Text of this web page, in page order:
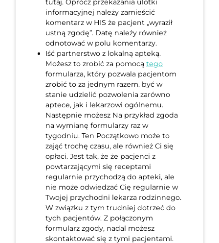
tutaj. Oprócz przekazania ulotki
informacyjnej należy zamieścić
komentarz w HIS że pacjent „wyraził
ustną zgodę”. Datę należy również
odnotować w polu komentarzy.
Iść partnerstwo z lokalną apteką.
Możesz to zrobić za pomocą tego
formularza, który pozwala pacjentom
zrobić to za jednym razem. być w
stanie udzielić pozwolenia zarówno
aptece, jak i lekarzowi ogólnemu.
Następnie możesz Na przykład zgoda
na wymianę formularzy raz w
tygodniu. Ten Początkowo może to
zająć trochę czasu, ale również Ci się
opłaci. Jest tak, że że pacjenci z
powtarzającymi się receptami
regularnie przychodzą do apteki, ale
nie może odwiedzać Cię regularnie w
Twojej przychodni lekarza rodzinnego.
W związku z tym trudniej dotrzeć do
tych pacjentów. Z połączonym
formularz zgody, nadal możesz
skontaktować się z tymi pacjentami.